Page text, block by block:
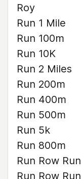
Roy
Run 1 Mile
Run 100m
Run 10K
Run 2 Miles
Run 200m
Run 400m
Run 500m
Run 5k
Run 800m
Run Row
Run Row